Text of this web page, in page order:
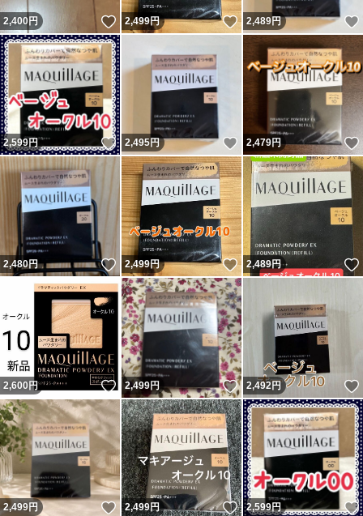
2,400円 いいね！
2,499円 いいね！
2,489円
2,599円 いいね！
2,495円 いいね！
2,479円
2,480円 いいね！
2,499円 いいね！
2,489円
2,600 円 いいね！
2,499円 いいね！
2,492円
2,499円 いいね！
2,499円 いいね！
2,599円